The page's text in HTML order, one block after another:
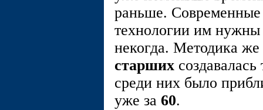
раньше. Современные
технологии им
некогда. Методика
старших
среди них было
уже за 60.